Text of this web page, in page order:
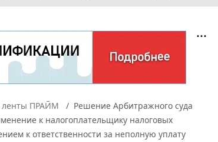
ленты ПРАЙМ
Решение Арбитражного суда
к налогоплательщику налоговых
к ответственности за неполную уплату